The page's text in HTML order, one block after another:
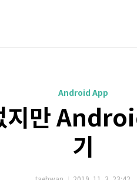
Android App
지만
기